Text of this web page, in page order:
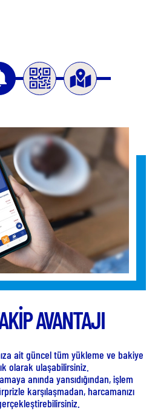
AVANTAJI
ait güncel tüm yükleme ve bakiye
olarak ulaşabilirsiniz.
anında yansıdığından, işlem
karşılaşmadan, harcamanızı